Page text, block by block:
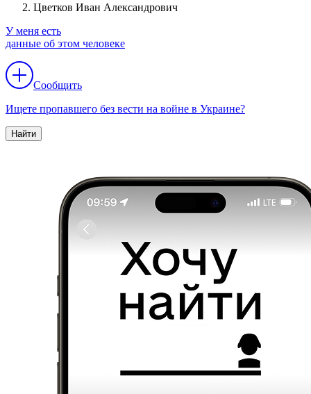
Цветков Иван Александрович
У меня есть
данные об этом человеке
Сообщить
Ищете пропавшего без вести на войне в Украине?
Найти